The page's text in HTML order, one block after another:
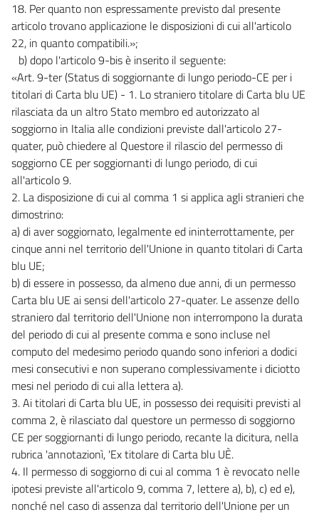
18. Per quanto non espressamente previsto dal presente
articolo trovano applicazione le disposizioni di cui all'articolo
22, in quanto compatibili.»;
b) dopo l'articolo 9-bis è inserito il seguente:
«Art. 9-ter (Status di soggiornante di lungo periodo-CE per i
titolari di Carta blu UE) - 1. Lo straniero titolare di Carta blu UE
rilasciata da un altro Stato membro ed autorizzato al
soggiorno in Italia alle condizioni previste dall'articolo 27-
quater, può chiedere al Questore il rilascio del permesso di
soggiorno CE per soggiornanti di lungo periodo, di cui
all'articolo 9.
2. La disposizione di cui al comma 1 si applica agli stranieri che
dimostrino:
a) di aver soggiornato, legalmente ed ininterrottamente, per
cinque anni nel territorio dell'Unione in quanto titolari di Carta
blu UE;
b) di essere in possesso, da almeno due anni, di un permesso
Carta blu UE ai sensi dell'articolo 27-quater. Le assenze dello
straniero dal territorio dell'Unione non interrompono la durata
del periodo di cui al presente comma e sono incluse nel
computo del medesimo periodo quando sono inferiori a dodici
mesi consecutivi e non superano complessivamente i diciotto
mesi nel periodo di cui alla lettera a).
3. Ai titolari di Carta blu UE, in possesso dei requisiti previsti al
comma 2, è rilasciato dal questore un permesso di soggiorno
CE per soggiornanti di lungo periodo, recante la dicitura, nella
rubrica 'annotazionì, 'Ex titolare di Carta blu UÈ.
4. Il permesso di soggiorno di cui al comma 1 è revocato nelle
ipotesi previste all'articolo 9, comma 7, lettere a), b), c) ed e),
nonché nel caso di assenza dal territorio dell'Unione per un